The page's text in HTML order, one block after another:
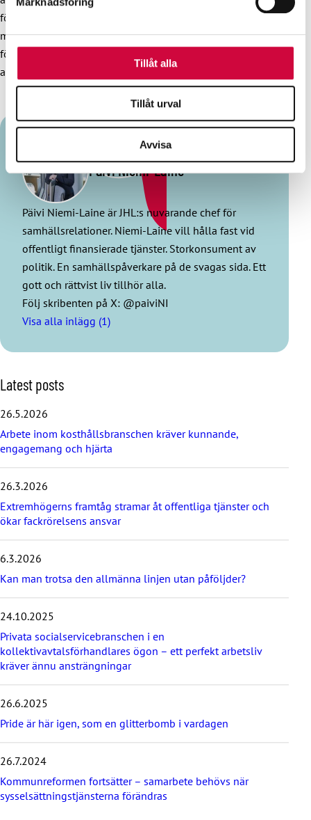
annons- och analysföretag som vi samarbetar med.
information som du har tillhandahållit eller som de har
Tillåt alla
Tillåt urval
Avvisa
förhoppningsvis nu arbetsmarknadsparterna en genuin
möjlighet att skapa en ny arbetsmarknadsmodell. Med
förtroende kan vi tillsammans skapa en modell som stöder
alla avtalsbranscher.
Päivi Niemi-Laine
Päivi Niemi-Laine är JHL:s nuvarande chef för
samhällsrelationer. Niemi-Laine vill hålla fast vid
offentligt finansierade tjänster. Storkonsument av
politik. En samhällspåverkare på de svagas sida. Ett
gott och rättvist liv tillhör alla.
Följ skribenten på X: @paiviNI
Visa alla inlägg (1)
S
k
i
l
a
t
s
t
p
t
s
Latest posts
26.5.2026
Arbete inom kosthållsbranschen kräver kunnande,
engagemang och hjärta
26.3.2026
Extremhögerns framtåg stramar åt offentliga tjänster och
ökar fackrörelsens ansvar
6.3.2026
Kan man trotsa den allmänna linjen utan påföljder?
24.10.2025
Privata socialservicebranschen i en
kollektivavtalsförhandlares ögon – ett perfekt arbetsliv
kräver ännu ansträngningar
26.6.2025
Pride är här igen, som en glitterbomb i vardagen
26.7.2024
Kommunreformen fortsätter – samarbete behövs när
sysselsättningstjänsterna förändras